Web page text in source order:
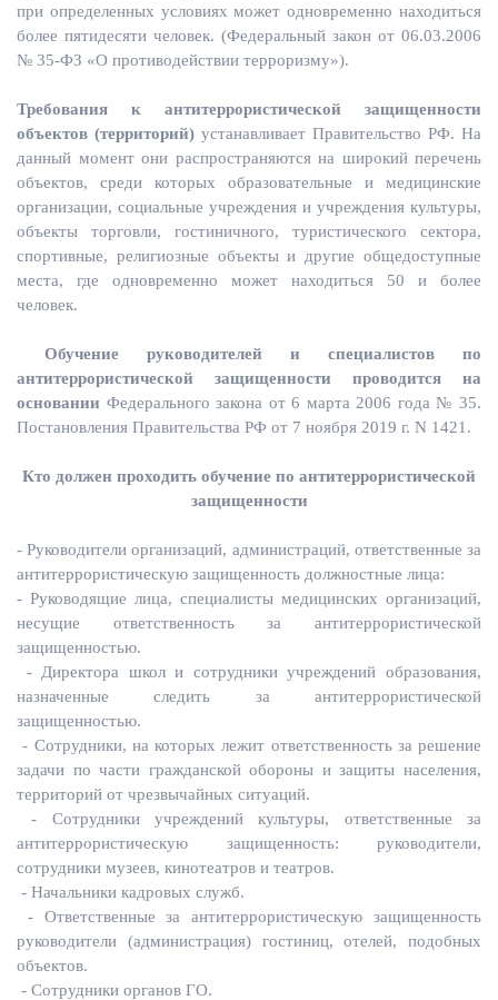
при определенных условиях может одновременно находиться
более пятидесяти человек. (Федеральный закон от 06.03.2006
№ 35-ФЗ «О противодействии терроризму»).
Требования к антитеррористической защищенности
объектов (территорий) устанавливает Правительство РФ. На
данный момент они распространяются на широкий перечень
объектов, среди которых образовательные и медицинские
организации, социальные учреждения и учреждения культуры,
объекты торговли, гостиничного, туристического сектора,
спортивные, религиозные объекты и другие общедоступные
места, где одновременно может находиться 50 и более
человек.
Обучение руководителей и специалистов по
антитеррористической защищенности проводится на
основании Федерального закона от 6 марта 2006 года № 35.
Постановления Правительства РФ от 7 ноября 2019 г. N 1421.
Кто должен проходить обучение по антитеррористической
защищенности
- Руководители организаций, администраций, ответственные за
антитеррористическую защищенность должностные лица:
- Руководящие лица, специалисты медицинских организаций,
несущие ответственность за антитеррористической
защищенностью.
- Директора школ и сотрудники учреждений образования,
назначенные следить за антитеррористической
защищенностью.
- Сотрудники, на которых лежит ответственность за решение
задачи по части гражданской обороны и защиты населения,
территорий от чрезвычайных ситуаций.
- Сотрудники учреждений культуры, ответственные за
антитеррористическую защищенность: руководители,
сотрудники музеев, кинотеатров и театров.
- Начальники кадровых служб.
- Ответственные за антитеррористическую защищенность
руководители (администрация) гостиниц, отелей, подобных
объектов.
- Сотрудники органов ГО.